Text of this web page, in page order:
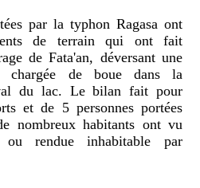
par la typhon Ragasa ont
de terrain qui ont fait
de Fata'an, déversant une
chargée de boue dans la
du lac. Le bilan fait pour
et de 5 personnes portées
nombreux habitants ont vu
rendue inhabitable par